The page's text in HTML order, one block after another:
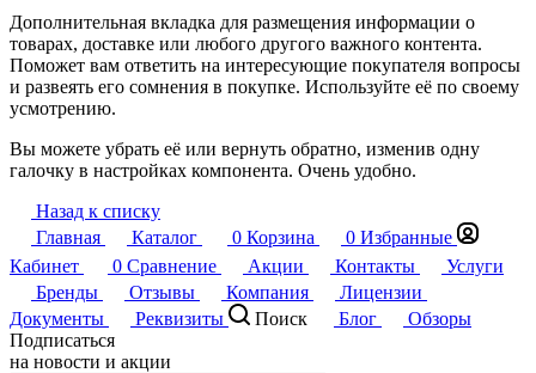
Дополнительная вкладка для размещения информации о
товарах, доставке или любого другого важного контента.
Поможет вам ответить на интересующие покупателя вопросы
и развеять его сомнения в покупке. Используйте её по своему
усмотрению.
Вы можете убрать её или вернуть обратно, изменив одну
галочку в настройках компонента. Очень удобно.
Назад к списку
Главная
Каталог 0 Корзина 0 Избранные
Кабинет
0 Сравнение Акции Контакты
Услуги
Бренды
Отзывы Компания
Лицензии
Документы
Реквизиты Поиск Блог
Обзоры
Подписаться
на новости и акции